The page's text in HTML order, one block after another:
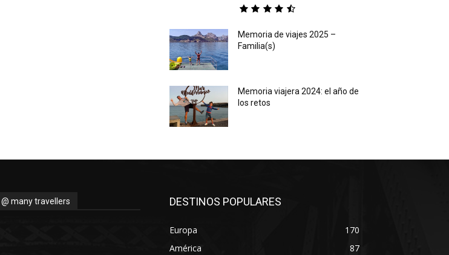
Memoria de viajes 2025 –
Familia(s)
Memoria viajera 2024: el año de
los retos
@ many travellers DESTINOS POPULARES
Europa
170
América
87